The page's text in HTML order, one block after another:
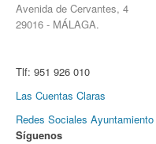
Avenida de Cervantes, 4
29016 - MÁLAGA.
Tlf: 951 926 010
Las Cuentas Claras
Redes Sociales Ayuntamiento
Síguenos